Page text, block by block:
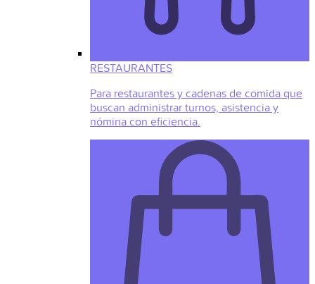
RESTAURANTES
Para restaurantes y cadenas de comida que
buscan administrar turnos, asistencia y
nómina con eficiencia.